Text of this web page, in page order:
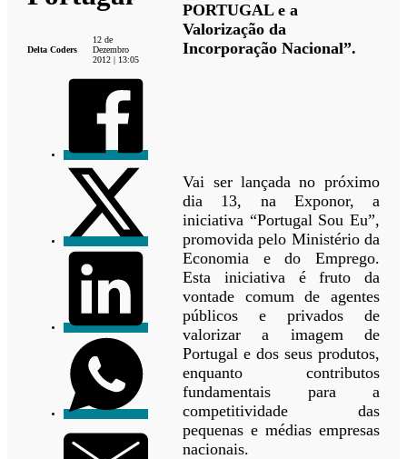
Delta Coders
12 de
Dezembro
2012 | 13:05
PORTUGAL e a
Valorização da
Incorporação Nacional”.
Vai ser lançada no próximo
dia 13, na Exponor, a
iniciativa “Portugal Sou Eu”,
promovida pelo Ministério da
Economia e do Emprego.
Esta iniciativa é fruto da
vontade comum de agentes
públicos e privados de
valorizar a imagem de
Portugal e dos seus produtos,
enquanto contributos
fundamentais para a
competitividade das
pequenas e médias empresas
nacionais.